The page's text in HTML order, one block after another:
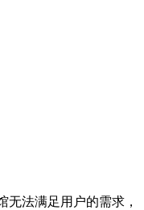
法满足用户的需求，